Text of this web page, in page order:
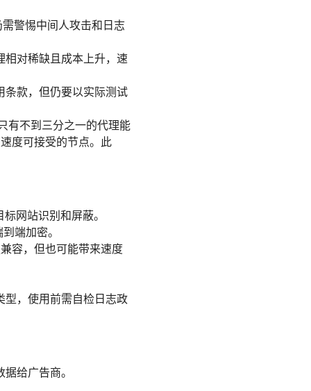
警惕中间人攻击和日志
相对稀缺且成本上升，速
条款，但仍要以实际测试
有不到三分之一的代理能
度可接受的节点。此
网站识别和屏蔽。
端加密。
容，但也可能带来速度
型，使用前需自检日志政
给广告商。